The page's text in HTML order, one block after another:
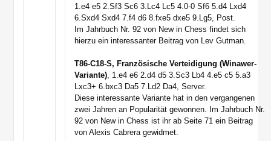
1.e4 e5 2.Sf3 Sc6 3.Lc4 Lc5 4.0-0 Sf6 5.d4 Lxd4
6.Sxd4 Sxd4 7.f4 d6 8.fxe5 dxe5 9.Lg5, Post.
Im Jahrbuch Nr. 92 von New in Chess findet sich
hierzu ein interessanter Beitrag von Lev Gutman.
T86-C18-S, Französische Verteidigung (Winawer-
Variante), 1.e4 e6 2.d4 d5 3.Sc3 Lb4 4.e5 c5 5.a3
Lxc3+ 6.bxc3 Da5 7.Ld2 Da4, Server.
Diese interessante Variante hat in den vergangenen
zwei Jahren an Popularität gewonnen. Im Jahrbuch Nr.
92 von New in Chess ist ihr ab Seite 71 ein Beitrag
von Alexis Cabrera gewidmet.